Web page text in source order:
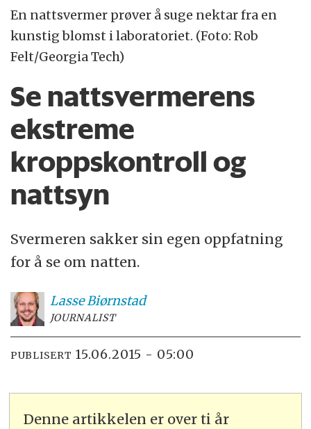
En nattsvermer prøver å suge nektar fra en
kunstig blomst i laboratoriet. (Foto: Rob
Felt/Georgia Tech)
Se nattsvermerens
ekstreme
kroppskontroll og
nattsyn
Svermeren sakker sin egen oppfatning
for å se om natten.
LasseBiørnstad
JOURNALIST
PUBLISERT 15.06.2015 - 05:00
Denne artikkelen er over ti år